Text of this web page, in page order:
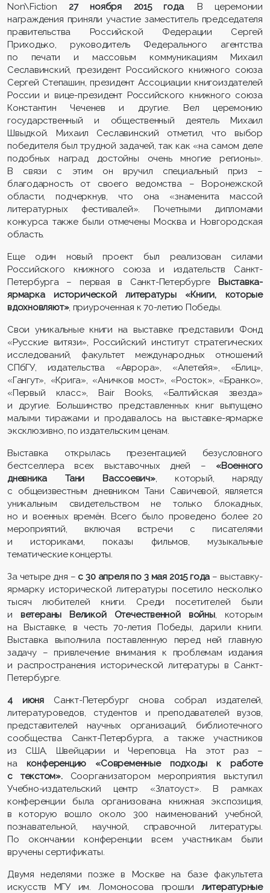
Non\Fiction 27 ноября 2015 года. В церемонии
награждения приняли участие заместитель председателя
правительства Российской Федерации Сергей
Приходько, руководитель Федерального агентства
по печати и массовым коммуникациям Михаил
Сеславинский, президент Российского книжного союза
Сергей Степашин, президент Ассоциации книгоиздателей
России и вице-президент Российского книжного союза
Константин Чеченев и другие. Вел церемонию
государственный и общественный деятель Михаил
Швыдкой. Михаил Сеславинский отметил, что выбор
победителя был трудной задачей, так как «на самом деле
подобных наград достойны очень многие регионы».
В связи с этим он вручил специальный приз –
благодарность от своего ведомства – Воронежской
области, подчеркнув, что она «знаменита массой
литературных фестивалей». Почетными дипломами
конкурса также были отмечены Москва и Новгородская
область.
Еще один новый проект был реализован силами
Российского книжного союза и издательств Санкт-
Петербурга – первая в Санкт-Петербурге Выставка-
ярмарка исторической литературы «Книги, которые
вдохновляют», приуроченная к 70-летию Победы.
Свои уникальные книги на выставке представили Фонд
«Русские витязи», Российский институт стратегических
исследований, факультет международных отношений
СПбГУ, издательства «Аврора», «Алетейя», «Блиц»,
«Гангут», «Крига», «Аничков мост», «Росток», «Бранко»,
«Первый класс», Bair Books, «Балтийская звезда»
и другие. Большинство представленных книг выпущено
малыми тиражами и продавалось на выставке-ярмарке
эксклюзивно, по издательским ценам.
Выставка открылась презентацией безусловного
бестселлера всех выставочных дней – «Военного
дневника Тани Вассоевич», который, наряду
с общеизвестным дневником Тани Савичевой, является
уникальным свидетельством не только блокадных,
но и военных времён. Всего было проведено более 20
мероприятий, включая встречи с писателями
и историками, показы фильмов, музыкальные
тематические концерты.
За четыре дня – с 30 апреля по 3 мая 2015 года – выставку-
ярмарку исторической литературы посетило несколько
тысяч любителей книги. Среди посетителей были
и ветераны Великой Отечественной войны, которым
на Выставке, в честь 70-летия Победы, дарили книги.
Выставка выполнила поставленную перед ней главную
задачу – привлечение внимания к проблемам издания
и распространения исторической литературы в Санкт-
Петербурге.
4 июняСанкт-Петербург снова собрал издателей,
литературоведов, студентов и преподавателей вузов,
представителей научных организаций, библиотечного
сообщества Санкт-Петербурга, а также участников
из США, Швейцарии и Череповца. На этот раз –
на конференцию «Современные подходы к работе
с текстом». Соорганизатором мероприятия выступил
Учебно-издательский центр «Златоуст». В рамках
конференции была организована книжная экспозиция,
в которую вошло около 300 наименований учебной,
познавательной, научной, справочной литературы.
По окончании конференции всем участникам были
вручены сертификаты.
Двумя неделями позже в Москве на базе факультета
искусств МГУ им. Ломоносова прошли литературные